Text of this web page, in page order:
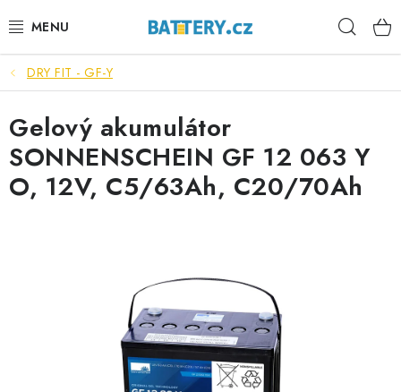
na
VÝHODNÉ SETY
SLUŽBY
AUTOBATERIE
STANIČNÍ BATERIE
BATERIOVÉ BOXY
DRY FIT - GF-Y
Gelový akumulátor
SONNENSCHEIN GF 12 063 Y
O, 12V, C5/63Ah, C20/70Ah